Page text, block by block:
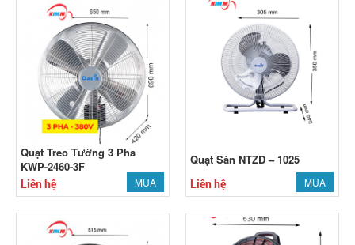
Quạt Treo Tường 3 Pha
KWP-2460-3F
Liên hệ MUA
Quạt Sàn NTZD – 1025
Liên hệ MUA